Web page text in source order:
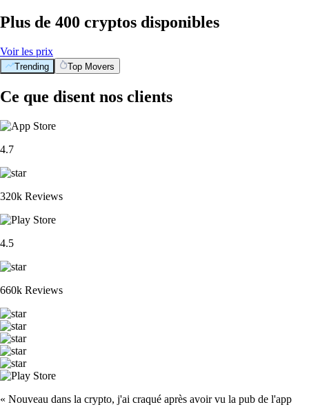
Plus de 400 cryptos disponibles
Voir les prix
Trending Top Movers
Ce que disent nos clients
4.7
320k Reviews
4.5
660k Reviews
« Nouveau dans la crypto, j'ai craqué après avoir vu la pub de l'app